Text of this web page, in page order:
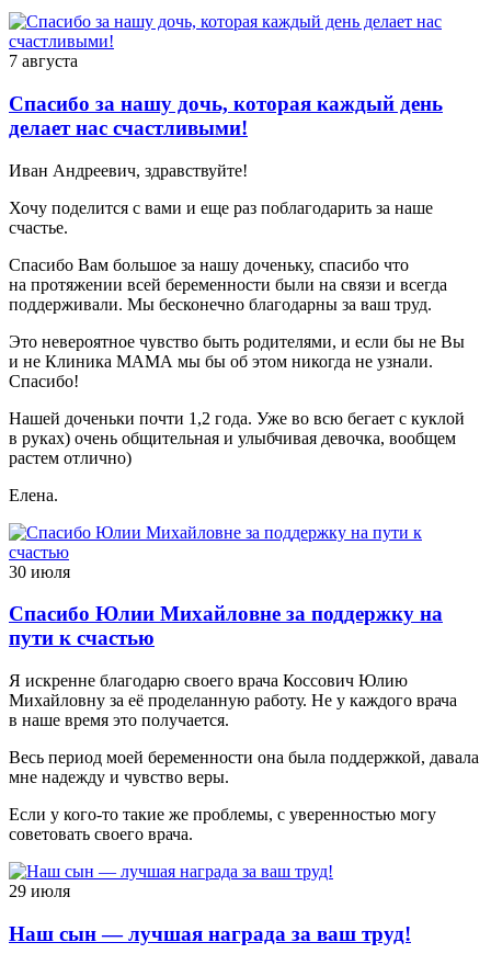
7 августа
Спасибо за нашу дочь, которая каждый день
делает нас счастливыми!
Иван Андреевич, здравствуйте!
Хочу поделится с вами и еще раз поблагодарить за наше
счастье.
Спасибо Вам большое за нашу доченьку, спасибо что
на протяжении всей беременности были на связи и всегда
поддерживали. Мы бесконечно благодарны за ваш труд.
Это невероятное чувство быть родителями, и если бы не Вы
и не Клиника МАМА мы бы об этом никогда не узнали.
Спасибо!
Нашей доченьки почти 1,2 года. Уже во всю бегает с куклой
в руках) очень общительная и улыбчивая девочка, вообщем
растем отлично)
Елена.
30 июля
Спасибо Юлии Михайловне за поддержку на
пути к счастью
Я искренне благодарю своего врача Коссович Юлию
Михайловну за её проделанную работу. Не у каждого врача
в наше время это получается.
Весь период моей беременности она была поддержкой, давала
мне надежду и чувство веры.
Если у кого-то такие же проблемы, с уверенностью могу
советовать своего врача.
29 июля
Наш сын — лучшая награда за ваш труд!